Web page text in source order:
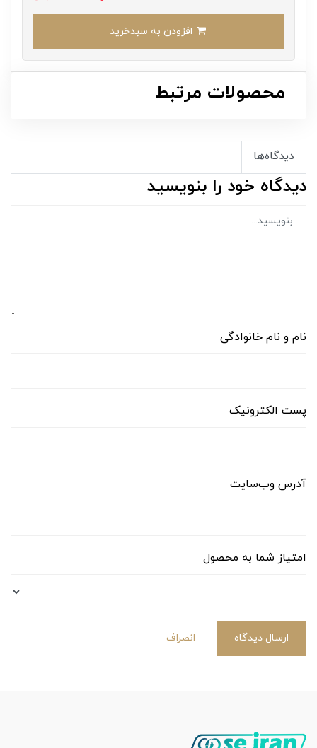
محصولات مرتبط
دیدگاه‌ها
دیدگاه خود را بنویسید
نام و نام خانوادگی
پست الکترونیک
آدرس وب‌سایت
امتیاز شما به محصول
ارسال دیدگاه انصراف